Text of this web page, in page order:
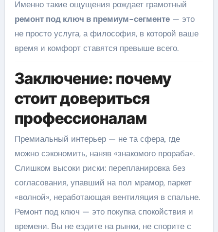
Именно такие ощущения рождает грамотный
ремонт под ключ в премиум-сегменте— это
не просто услуга, а философия, в которой ваше
время и комфорт ставятся превыше всего.
Заключение: почему
стоит довериться
профессионалам
Премиальный интерьер — не та сфера, где
можно сэкономить, наняв «знакомого прораба».
Слишком высоки риски: перепланировка без
согласования, упавший на пол мрамор, паркет
«волной», неработающая вентиляция в спальне.
Ремонт под ключ — это покупка спокойствия и
времени. Вы не ездите на рынки, не спорите с